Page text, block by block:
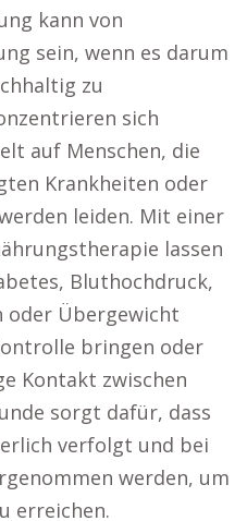
kann von
sein, wenn es darum
zu
sich
auf Menschen, die
Krankheiten oder
leiden. Mit einer
lassen
Bluthochdruck,
oder Übergewicht
bringen oder
Kontakt zwischen
sorgt dafür, dass
verfolgt und bei
werden, um
erreichen.